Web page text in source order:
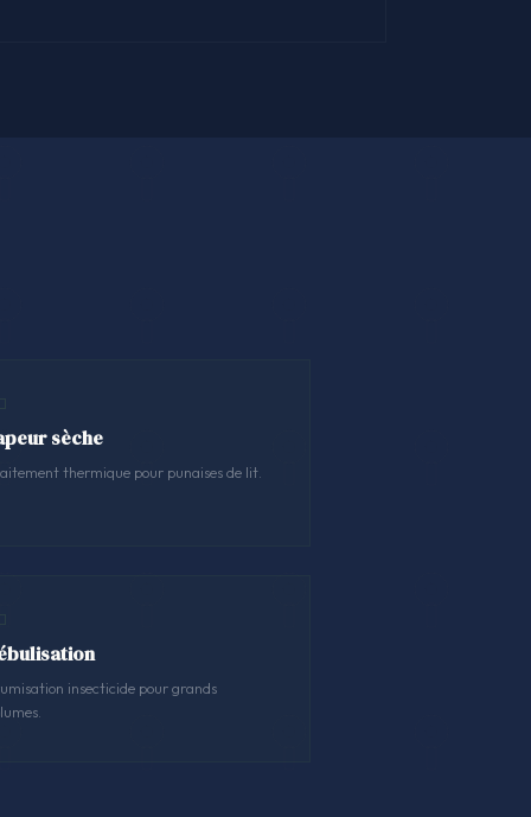
sèche
thermique pour punaises de lit.
insecticide pour grands